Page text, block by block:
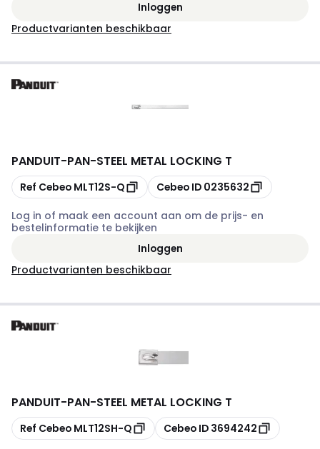
Inloggen
Productvarianten beschikbaar
PANDUIT-PAN-STEEL METAL LOCKING T
Kopiëren
Ref Cebeo MLT12S-Q Kopiëren
Cebeo ID 0235632
Log in of maak een account aan om de prijs- en
bestelinformatie te bekijken
Inloggen
Productvarianten beschikbaar
PANDUIT-PAN-STEEL METAL LOCKING T
Kopiëren
Ref Cebeo MLT12SH-Q Kopiëren
Cebeo ID 3694242